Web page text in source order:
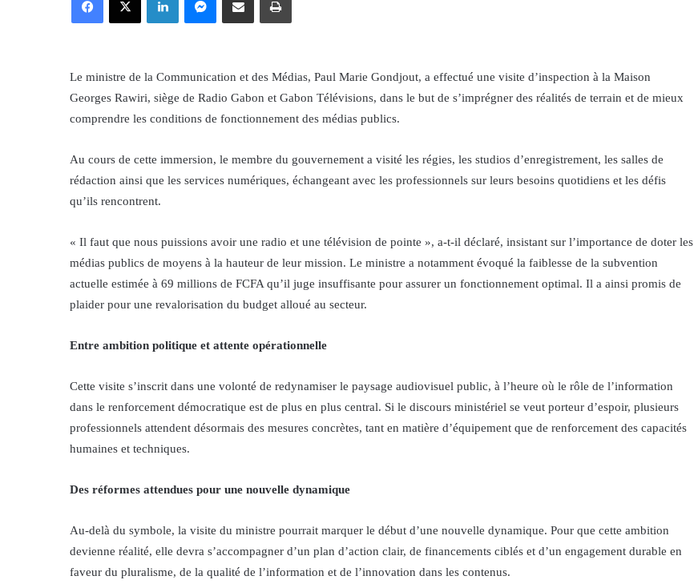
Le ministre de la Communication et des Médias, Paul Marie Gondjout, a effectué une visite d’inspection à la Maison
Georges Rawiri, siège de Radio Gabon et Gabon Télévisions, dans le but de s’imprégner des réalités de terrain et de mieux
comprendre les conditions de fonctionnement des médias publics.
Au cours de cette immersion, le membre du gouvernement a visité les régies, les studios d’enregistrement, les salles de
rédaction ainsi que les services numériques, échangeant avec les professionnels sur leurs besoins quotidiens et les défis
qu’ils rencontrent.
« Il faut que nous puissions avoir une radio et une télévision de pointe », a-t-il déclaré, insistant sur l’importance de doter les
médias publics de moyens à la hauteur de leur mission. Le ministre a notamment évoqué la faiblesse de la subvention
actuelle estimée à 69 millions de FCFA qu’il juge insuffisante pour assurer un fonctionnement optimal. Il a ainsi promis de
plaider pour une revalorisation du budget alloué au secteur.
Entre ambition politique et attente opérationnelle
Cette visite s’inscrit dans une volonté de redynamiser le paysage audiovisuel public, à l’heure où le rôle de l’information
dans le renforcement démocratique est de plus en plus central. Si le discours ministériel se veut porteur d’espoir, plusieurs
professionnels attendent désormais des mesures concrètes, tant en matière d’équipement que de renforcement des capacités
humaines et techniques.
Des réformes attendues pour une nouvelle dynamique
Au-delà du symbole, la visite du ministre pourrait marquer le début d’une nouvelle dynamique. Pour que cette ambition
devienne réalité, elle devra s’accompagner d’un plan d’action clair, de financements ciblés et d’un engagement durable en
faveur du pluralisme, de la qualité de l’information et de l’innovation dans les contenus.